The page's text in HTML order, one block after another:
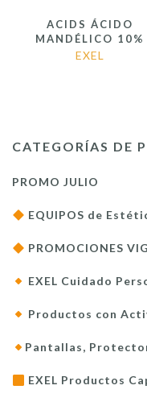
ACIDS ÁCIDO
MANDÉLICO 10%
EXEL
CATEGORÍAS DE
PROMO JULIO
EQUIPOS de
PROMOCIONES
EXEL Cuidado
Productos con
Pantallas,
EXEL Productos